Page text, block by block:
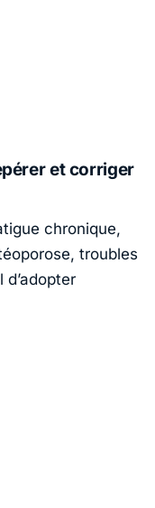
et corriger
chronique,
troubles